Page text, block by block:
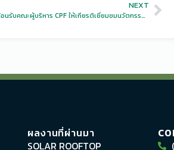
NEXT
Kasetphand Group ต้อนรับคณะผู้บริหาร CPF ให้เกียรติเยี่ยมชมนวัตกรรมด้านปศุสัตว์ในงาน VIV Asia 2023
ผลงานที่ผ่านมา
SOLAR ROOFTOP